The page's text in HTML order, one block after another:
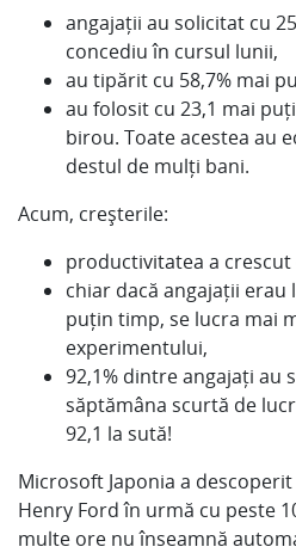
angajații au solicitat cu
concediu în cursul lunii,
au tipărit cu 58,7% mai
au folosit cu 23,1 mai
birou. Toate acestea au
destul de mulți bani.
Acum, creșterile:
productivitatea a crescut
chiar dacă angajații erau
puțin timp, se lucra mai
experimentului,
92,1% dintre angajați au
săptămâna scurtă de
92,1 la sută!
Microsoft Japonia a
Henry Ford în urmă cu peste
multe ore nu înseamnă